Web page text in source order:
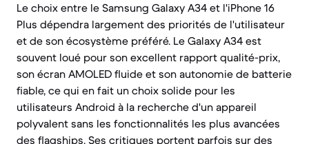
Le choix entre le Samsung Galaxy A34 et l'iPhone 16
Plus dépendra largement des priorités de l'utilisateur
et de son écosystème préféré. Le Galaxy A34 est
souvent loué pour son excellent rapport qualité-prix,
son écran AMOLED fluide et son autonomie de batterie
fiable, ce qui en fait un choix solide pour les
utilisateurs Android à la recherche d'un appareil
polyvalent sans les fonctionnalités les plus avancées
des flagships. Ses critiques portent parfois sur des